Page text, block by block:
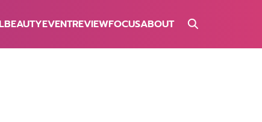
BEAUTYEVENTREVIEWFOCUSABOUT